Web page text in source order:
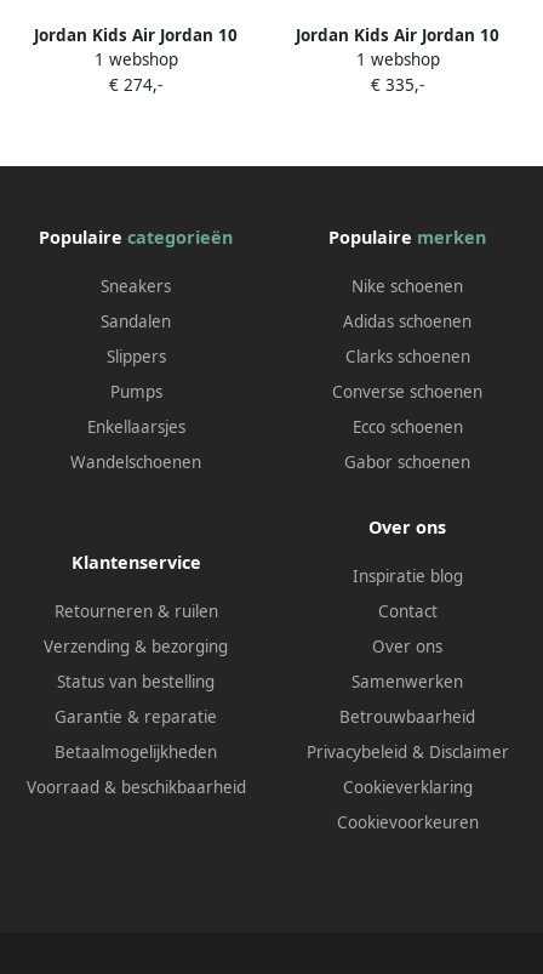
Jordan Kids Air Jordan 10
Retro "Steel (2025)" sneakers
Wit
1 webshop
€ 274,-
Jordan Kids Air Jordan 10
Retro sneakers Grijs
1 webshop
€ 335,-
Populaire categorieën
Sneakers
Sandalen
Slippers
Pumps
Enkellaarsjes
Wandelschoenen
Populaire merken
Nike schoenen
Adidas schoenen
Clarks schoenen
Converse schoenen
Ecco schoenen
Gabor schoenen
Klantenservice
Retourneren & ruilen
Verzending & bezorging
Status van bestelling
Garantie & reparatie
Betaalmogelijkheden
Voorraad & beschikbaarheid
Over ons
Inspiratie blog
Contact
Over ons
Samenwerken
Betrouwbaarheid
Privacybeleid & Disclaimer
Cookieverklaring
Cookievoorkeuren